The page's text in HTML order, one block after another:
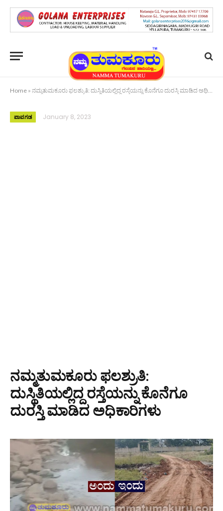
Home » ನಮ್ಮತುಮಕೂರು ಫಲಶ್ರುತಿ: ದುಸ್ಥಿತಿಯಲ್ಲಿದ್ದ ರಸ್ತೆಯನ್ನು ಕೊನೆಗೂ ದುರಸ್ತಿ ಮಾಡಿದ ಅಧಿಕಾರಿಗಳು
ಪಾವಗಡ January 8, 2023
ನಮ್ಮತುಮಕೂರು ಫಲಶ್ರುತಿ:
ದುಸ್ಥಿತಿಯಲ್ಲಿದ್ದ ರಸ್ತೆಯನ್ನು ಕೊನೆಗೂ
ದುರಸ್ತಿ ಮಾಡಿದ ಅಧಿಕಾರಿಗಳು